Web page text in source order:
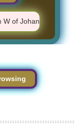
Johannesburg, CA -